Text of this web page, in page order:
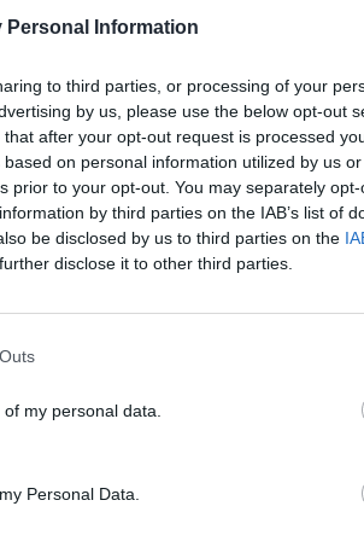
Personal Information
to third parties, or processing of your
by us, please use the below opt-out
after your opt-out request is processed
on personal information utilized by us
prior to your opt-out. You may separately
by third parties on the IAB’s list of
be disclosed by us to third parties on the
disclose it to other third parties.
my personal data.
Personal Data.
szektornak, ennek ellenére
több hotel szünetelteti a
szobaszámvisszaesés, ezek a
zárlatát, majd a koronavírus 4.
Hasonló forgalom- és
Jövő év elején az
kis- és
dolgozó
kell majd számolniuk.
Szövetségének elnöke azt
2019-hez képest ebben a
szinten 30 százalékos. A 4